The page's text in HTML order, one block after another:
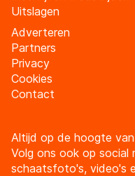
Uitslagen
Adverteren
Partners
Privacy
Cookies
Contact
Altijd op de hoogte
Volg ons ook op social
schaatsfoto's, video's